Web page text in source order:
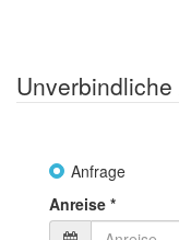
Anfrage
Anreise *